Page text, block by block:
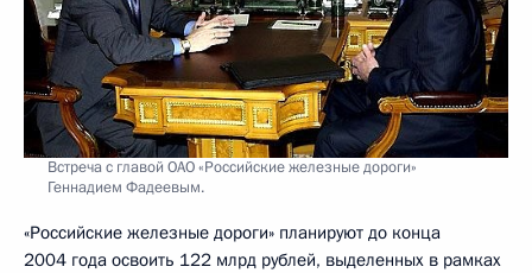
Встреча с главой ОАО «Российские железные дороги»
Геннадием Фадеевым.
«Российские железные дороги» планируют до конца
2004 года освоить 122 млрд рублей, выделенных в рамках